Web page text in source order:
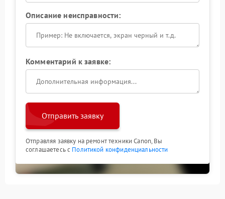
Описание неисправности:
Комментарий к заявке:
Отправить заявку
Отправляя заявку на ремонт техники Canon, Вы
соглашаетесь с Политикой конфиденциальности